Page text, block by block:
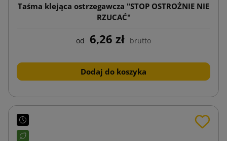
Taśma klejąca ostrzegawcza "STOP OSTROŻNIE NIE
RZUCAĆ"
od 6,26 zł brutto
Dodaj do koszyka